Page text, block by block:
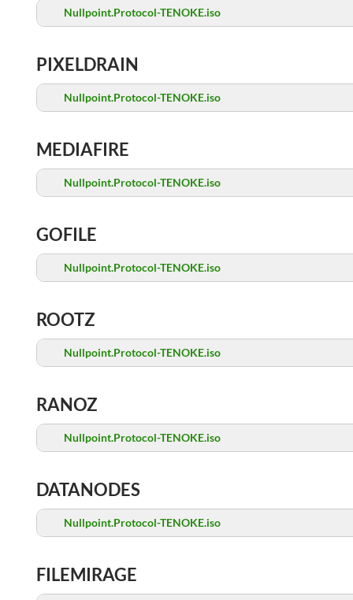
Nullpoint.Protocol-TENOKE.iso
PIXELDRAIN
Nullpoint.Protocol-TENOKE.iso
MEDIAFIRE
Nullpoint.Protocol-TENOKE.iso
GOFILE
Nullpoint.Protocol-TENOKE.iso
ROOTZ
Nullpoint.Protocol-TENOKE.iso
RANOZ
Nullpoint.Protocol-TENOKE.iso
DATANODES
Nullpoint.Protocol-TENOKE.iso
FILEMIRAGE